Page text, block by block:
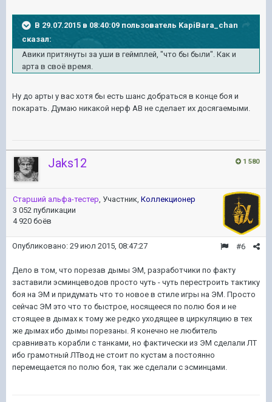
В 29.07.2015 в 08:40:09 пользователь KapiBara_chan
сказал:
Авики притянуты за уши в геймплей, "что бы были". Как и
арта в своё время.
Ну до арты у вас хотя бы есть шанс добраться в конце боя и
покарать. Думаю никакой нерф АВ не сделает их досягаемыми.
1 580
Jaks12
Старший альфа-тестер, Участник, Коллекционер
3 052 публикации
4 920 боёв
#6
Опубликовано: 29 июл 2015, 08:47:27
Дело в том, что порезав дымы ЭМ, разработчики по факту
заставили эсминцеводов просто чуть - чуть перестроить тактику
боя на ЭМ и придумать что то новое в стиле игры на ЭМ. Просто
сейчас ЭМ это что то быстрое, носящееся по полю боя и не
стоящее в дымах к тому же редко уходящее в циркуляцию в тех
же дымах ибо дымы порезаны. Я конечно не любитель
сравнивать корабли с танками, но фактически из ЭМ сделали ЛТ
ибо грамотный ЛТвод не стоит по кустам а постоянно
перемещается по полю боя, так же сделали с эсминцами.